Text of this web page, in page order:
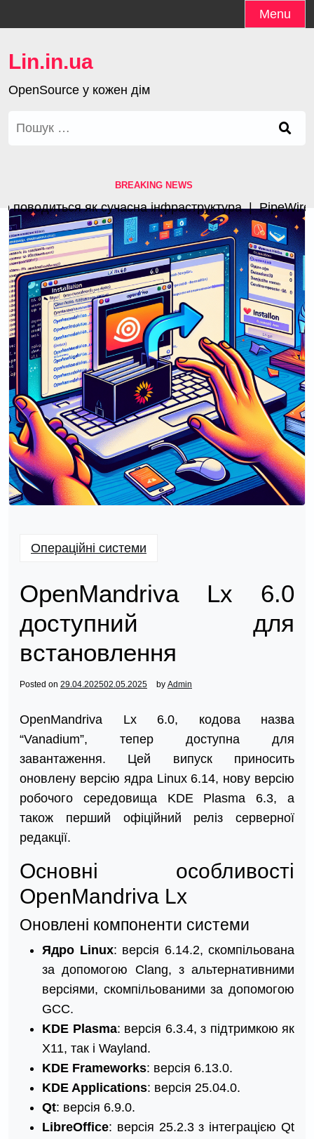
to
Menu
Lin.in.ua
OpenSource у кожен дім
Пошук:
BREAKING NEWS
як сучасна інфраструктура |PipeWire
Операційні системи
OpenMandriva Lx 6.0
доступний для
встановлення
Posted on 29.04.202502.05.2025 by Admin
OpenMandriva Lx 6.0, кодова назва
“Vanadium”, тепер доступна для
завантаження. Цей випуск приносить
оновлену версію ядра Linux 6.14, нову версію
робочого середовища KDE Plasma 6.3, а
також перший офіційний реліз серверної
редакції.
Основні особливості
OpenMandriva Lx
Оновлені компоненти системи
Ядро Linux: версія 6.14.2, скомпільована
за допомогою Clang, з альтернативними
версіями, скомпільованими за допомогою
GCC.
KDE Plasma: версія 6.3.4, з підтримкою як
X11, так і Wayland.
KDE Frameworks: версія 6.13.0.
KDE Applications: версія 25.04.0.​
Qt: версія 6.9.0.
LibreOffice: версія 25.2.3 з інтеграцією Qt